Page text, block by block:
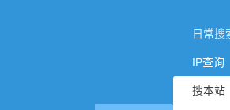
日常搜
IP查询
搜本站